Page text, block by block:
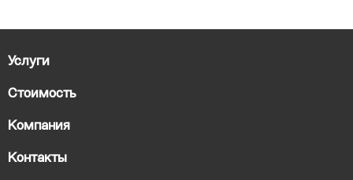
Услуги
Стоимость
Компания
Контакты